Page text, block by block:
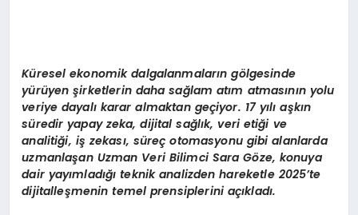
Küresel ekonomik dalgalanmaların gölgesinde
yürüyen şirketlerin daha sağlam atım atmasının yolu
veriye dayalı karar almaktan geçiyor. 17 yılı aşkın
süredir yapay zeka, dijital sağlık, veri etiği ve
analitiği, iş zekası, süreç otomasyonu gibi alanlarda
uzmanlaşan Uzman Veri Bilimci Sara Göze, konuya
dair yayımladığı teknik analizden hareketle 2025’te
dijitalleşmenin temel prensiplerini açıkladı.